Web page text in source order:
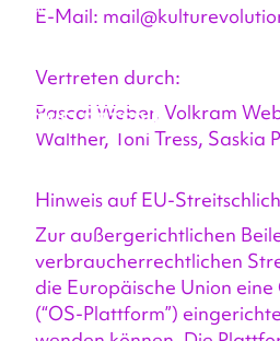
ContactE-Mail:
Vertreten durch:
Pascal Weber, Volkram
Walther, Toni Tress, Saskia
Hinweis auf EU-
Zur außergerichtlichen
verbraucherrechtlichen
die Europäische Union
(“OS-Plattform”)